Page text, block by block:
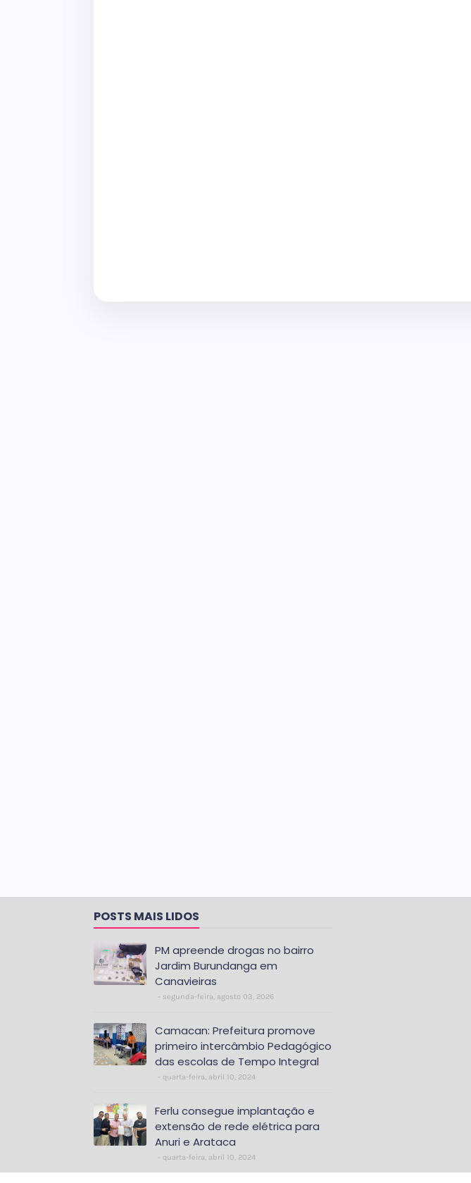
POSTS MAIS LIDOS
PM apreende drogas no bairro
Jardim Burundanga em
Canavieiras
segunda-feira, agosto 03, 2026
Camacan: Prefeitura promove
primeiro intercâmbio Pedagógico
das escolas de Tempo Integral
quarta-feira, abril 10, 2024
Ferlu consegue implantação e
extensão de rede elétrica para
Anuri e Arataca
quarta-feira, abril 10, 2024